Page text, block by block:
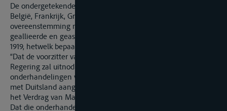
De ondergetekenden, Gedelegeerden en Reggeringen van
België, Frankrijk, Groot-Brittannië en Italië, handelende in
overeenstemming met het besluit van de Opperste Raad der
geallieerde en geassocieerde Mogendheden van de 2 October
1919, hetwelk bepaalt:
“Dat de voorzitter van de Vredesconferentie de Nederlandse
Regering zal uitnodigen deel te nemen aan de
onderhandelingen voorzien in artikel 354 van het Verdrag
met Duitsland aangaande de wijzigingen aan te brenegn in
het Verdrag van Mannhein van 1868;
Dat die onderhandelingen onder de auspiciën van de